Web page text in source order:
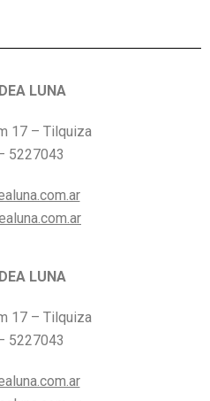
LUNA
17 – Tilquiza
5227043
LUNA
17 – Tilquiza
5227043